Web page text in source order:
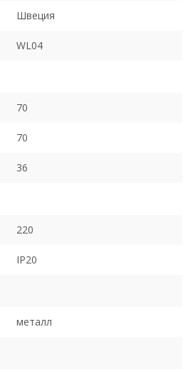
Швеция
WL04
70
70
36
220
IP20
металл